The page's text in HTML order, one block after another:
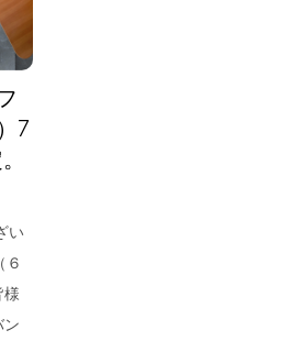
7
い
６
様
ン